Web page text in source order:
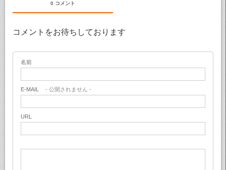
0 コメント
コメントをお待ちしております
名前
E-MAIL - 公開されません -
URL